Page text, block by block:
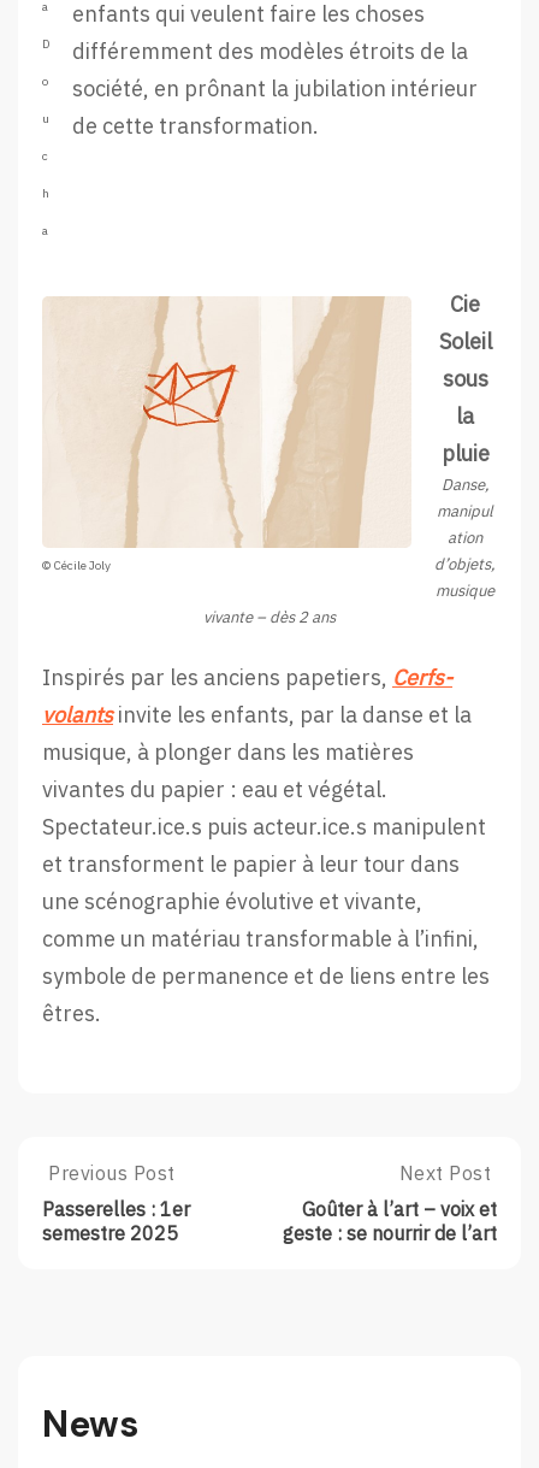
a
D
o
u
c
h
a
enfants qui veulent faire les choses
différemment des modèles étroits de la
société, en prônant la jubilation intérieur
de cette transformation.
© Cécile Joly
Cie
Soleil
sous
la
pluie
Danse,
manipul
ation
d’objets,
musique
vivante – dès 2 ans
Inspirés par les anciens papetiers, Cerfs-
volantsinvite les enfants, par la danse et la
musique, à plonger dans les matières
vivantes du papier : eau et végétal.
Spectateur.ice.s puis acteur.ice.s manipulent
et transforment le papier à leur tour dans
une scénographie évolutive et vivante,
comme un matériau transformable à l’infini,
symbole de permanence et de liens entre les
êtres.
Post
navigation
Previous
Post:
Passerelles
Previous Post
Passerelles : 1er
semestre 2025
Next
Post:
Goûter
Next Post
Goûter à l’art – voix et
geste : se nourrir de l’art
News